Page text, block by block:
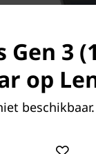
Gen 3
op